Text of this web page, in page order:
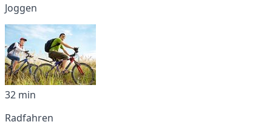
Joggen
32 min
Radfahren